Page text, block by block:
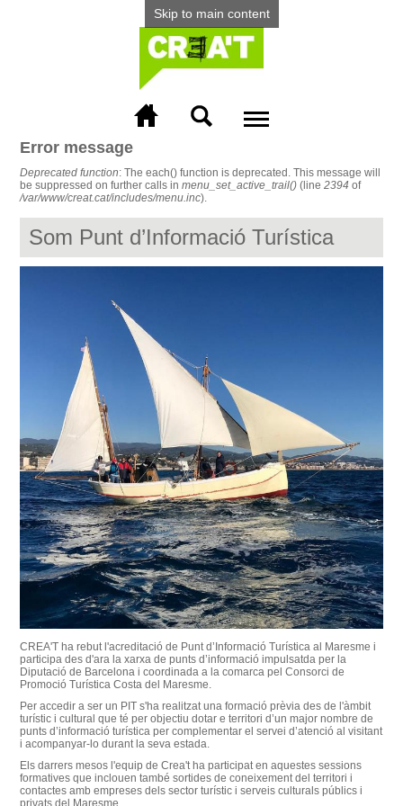
Skip to main content
Error message
Deprecated function: The each() function is deprecated. This message will
be suppressed on further calls inmenu_set_active_trail() (line2394 of
/var/www/creat.cat/includes/menu.inc).
Som Punt d’Informació Turística
CREA'T ha rebut l'acreditació de Punt d’Informació Turística al Maresme i
participa des d'ara la xarxa de punts d’informació impulsatda per la
Diputació de Barcelona i coordinada a la comarca pel Consorci de
Promoció Turística Costa del Maresme.
Per accedir a ser un PIT s'ha realitzat una formació prèvia des de l'àmbit
turístic i cultural que té per objectiu dotar e territori d’un major nombre de
punts d’informació turística per complementar el servei d’atenció al visitant
i acompanyar-lo durant la seva estada.
Els darrers mesos l'equip de Crea't ha participat en aquestes sessions
formatives que inclouen també sortides de coneixement del territori i
contactes amb empreses dels sector turístic i serveis culturals públics i
privats del Maresme.